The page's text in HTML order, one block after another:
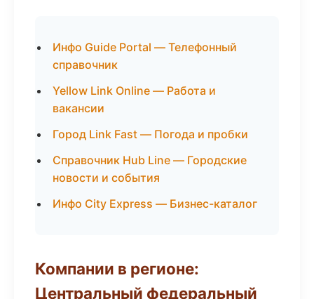
Инфо Guide Portal — Телефонный
справочник
Yellow Link Online — Работа и
вакансии
Город Link Fast — Погода и пробки
Справочник Hub Line — Городские
новости и события
Инфо City Express — Бизнес-каталог
Компании в регионе:
Центральный федеральный